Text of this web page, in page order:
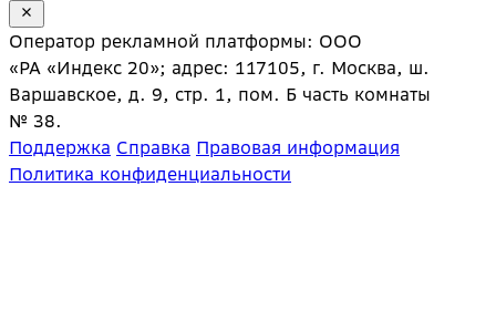
Оператор рекламной платформы: ООО
«РА «Индекс 20»; адрес: 117105, г. Москва, ш.
Варшавское, д. 9, стр. 1, пом. Б часть комнаты
№ 38.
Поддержка Справка Правовая информация
Политика конфиденциальности